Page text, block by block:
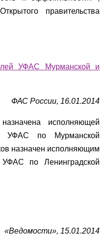
правительства
УФАС Мурманской и
ФАС России, 16.01.2014
исполняющей
УФАС по Мурманской
назначен исполняющим
УФАС по Ленинградской
«Ведомости», 15.01.2014